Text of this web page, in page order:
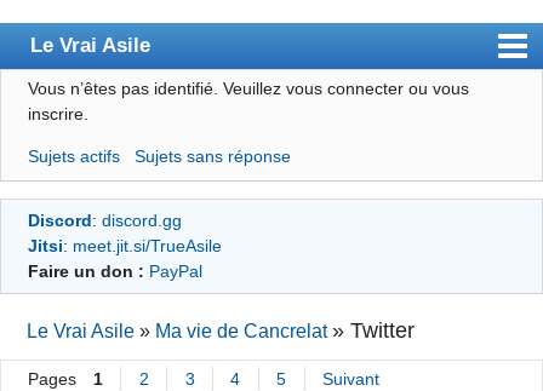
Le Vrai Asile
Accueil
Forum
Membres
Règles
S’inscrire
Vous n’êtes pas identifié. Veuillez vous connecter ou vous
inscrire.
Sujets actifs Sujets sans réponse
Discord: discord.gg
Jitsi: meet.jit.si/TrueAsile
Faire un don : PayPal
Le Vrai Asile » Ma vie de Cancrelat »Twitter
Pages 1 2 3 4 5
Suivant